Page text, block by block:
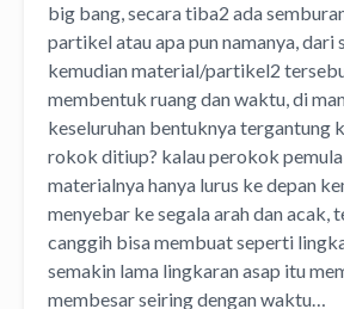
big bang, secara tiba2 ada
partikel atau apa pun namanya, dari
kemudian material/partikel2
membentuk ruang dan waktu, di
keseluruhan bentuknya tergantung
rokok ditiup? kalau perokok
materialnya hanya lurus ke depan
menyebar ke segala arah dan acak,
canggih bisa membuat seperti
semakin lama lingkaran asap itu
membesar seiring dengan waktu…